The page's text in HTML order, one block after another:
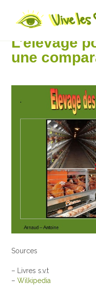
3ème
L’élevage
une
Sources
– Livres s.v.t
–Wilkipedia